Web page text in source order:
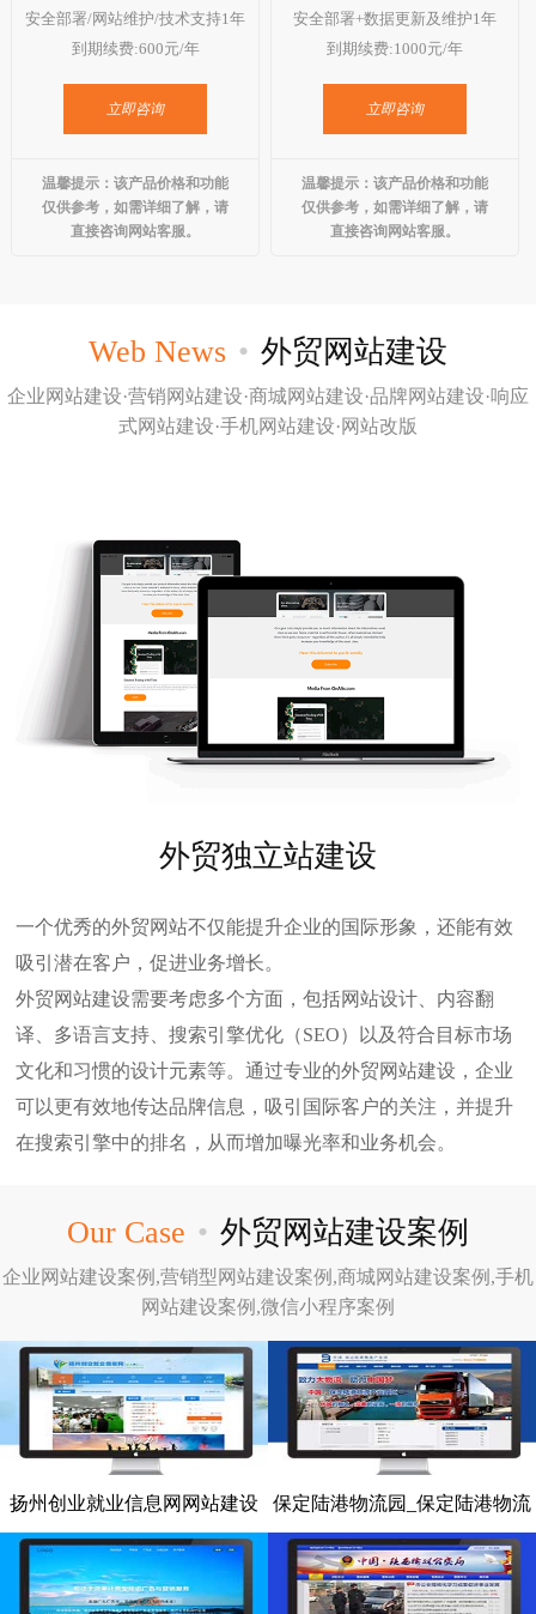
GEO优化
外贸建站营销
联系我们
安全部署/网站维护/技术支持1年
到期续费:600元/年
立即咨询
温馨提示：该产品价格和功能
仅供参考，如需详细了解，请
直接咨询网站客服。
安全部署+数据更新及维护1年
到期续费:1000元/年
立即咨询
温馨提示：该产品价格和功能
仅供参考，如需详细了解，请
直接咨询网站客服。
Web News • 外贸网站建设
企业网站建设·营销网站建设·商城网站建设·品牌网站建设·响应
式网站建设·手机网站建设·网站改版
外贸独立站建设
一个优秀的外贸网站不仅能提升企业的国际形象，还能有效
吸引潜在客户，促进业务增长。
外贸网站建设需要考虑多个方面，包括网站设计、内容翻
译、多语言支持、搜索引擎优化（SEO）以及符合目标市场
文化和习惯的设计元素等。通过专业的外贸网站建设，企业
可以更有效地传达品牌信息，吸引国际客户的关注，并提升
在搜索引擎中的排名，从而增加曝光率和业务机会。
Our Case • 外贸网站建设案例
企业网站建设案例,营销型网站建设案例,商城网站建设案例,手机
网站建设案例,微信小程序案例
扬州创业就业信息网网站建设
保定陆港物流园_保定陆港物流
园网站